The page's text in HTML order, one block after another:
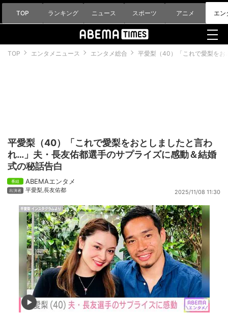
TOP ランキング ニュース スポーツ アニメ エン
TOP エンタメニュース エンタメ総合 平愛梨（40）「これで愛梨を
平愛梨（40）「これで愛梨をおとしましたと言わ
れ…」夫・長友佑都選手のサプライズに感動＆結婚
式の秘話告白
ABEMAエンタメ
平愛梨,長友佑都 2025/11/08 11:30